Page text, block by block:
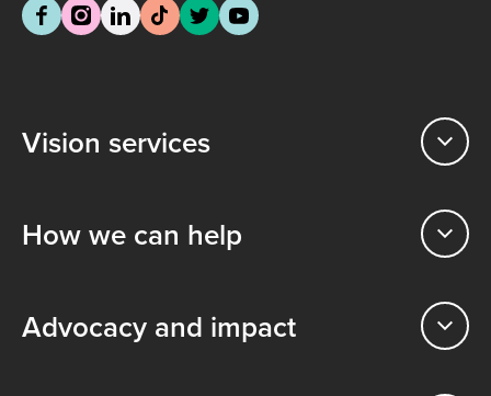
Vision services
How we can help
Advocacy and impact